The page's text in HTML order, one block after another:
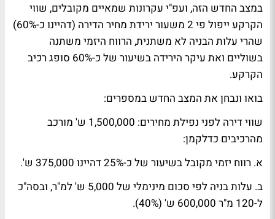
במצב החדש הזה, ועפ"י עקרונות שמאיים מקובלים, שווי
הקרקע ייפול פי 2 משעור ירידת מחיר הדירה (דהיינו כ-60%)
שהרי עלות הבניה לא משתנית, הרווח היזמי משתנה
בשוליים ואת עיקר הירידה בשיעור של כ-60% סופג רכיב
הקרקע.
בואו ונבחן את המצב החדש במספרים:
שווי דירה לפני נפילת מחירים: 1,500,000 ש' מורכב
מהרכיבים כדלקמן:
א. רווח יזמי מקובל בשיעור של כ-25% דהיינו 375,000 ש'.
ב. עלות בניה לפי סכום מינימלי של 5,000 ש' למ"ר, ובסה"כ
ל-120 מ"ר 600,000 ש' (40%).